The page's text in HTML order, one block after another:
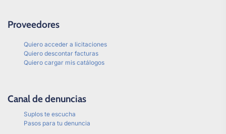
Proveedores
Quiero acceder a licitaciones
Quiero descontar facturas
Quiero cargar mis catálogos
Canal de denuncias
Suplos te escucha
Pasos para tu denuncia